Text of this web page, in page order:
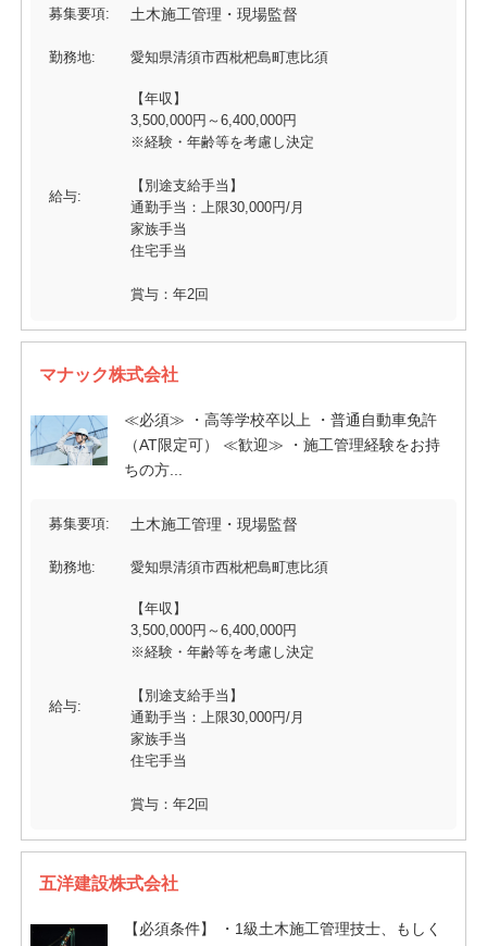
募集要項: 土木施工管理・現場監督
勤務地: 愛知県清須市西枇杷島町恵比須
給与:
【年収】
3,500,000円～6,400,000円
※経験・年齢等を考慮し決定
【別途支給手当】
通勤手当：上限30,000円/月
家族手当
住宅手当
賞与：年2回
マナック株式会社
≪必須≫ ・高等学校卒以上 ・普通自動車免許
（AT限定可） ≪歓迎≫ ・施工管理経験をお持
ちの方...
募集要項: 土木施工管理・現場監督
勤務地: 愛知県清須市西枇杷島町恵比須
給与:
【年収】
3,500,000円～6,400,000円
※経験・年齢等を考慮し決定
【別途支給手当】
通勤手当：上限30,000円/月
家族手当
住宅手当
賞与：年2回
五洋建設株式会社
【必須条件】 ・1級土木施工管理技士、もしく